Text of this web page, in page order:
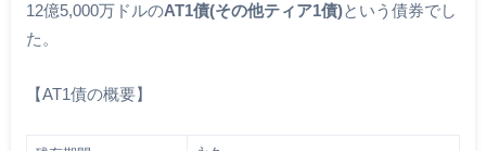
12億5,000万ドルのAT1債(その他ティア1債)という債券でし
た。
【AT1債の概要】